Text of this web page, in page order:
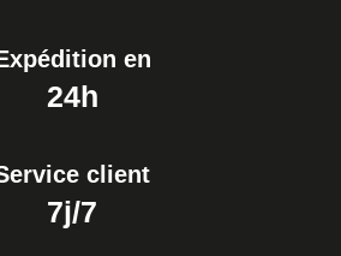
en
24h
client
7j/7